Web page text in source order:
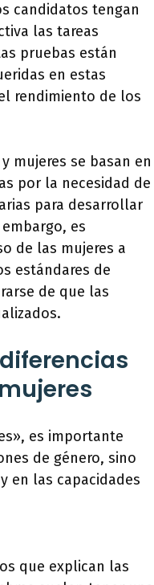
candidatos tengan
las tareas
pruebas están
en estas
rendimiento de los
mujeres se basan en
por la necesidad de
para desarrollar
es
de las mujeres a
estándares de
de que las
es importante
de género, sino
en las capacidades
que explican las